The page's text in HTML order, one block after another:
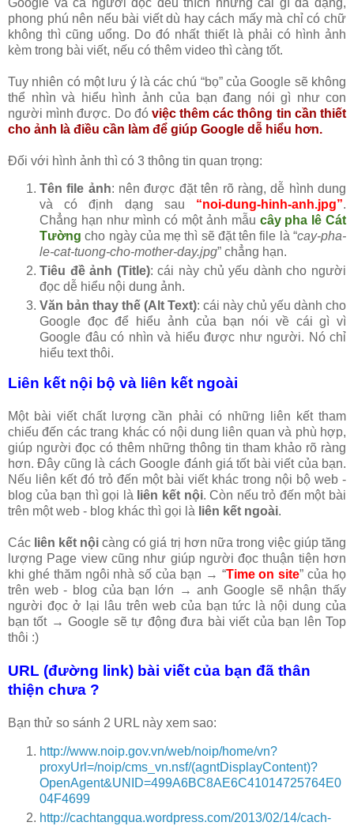
phong phú nên nếu bài viết dù hay cách mấy mà chỉ có chữ
không thì cũng uổng. Do đó nhất thiết là phải có hình ảnh
kèm trong bài viết, nếu có thêm video thì càng tốt.
Tuy nhiên có một lưu ý là các chú “bọ” của Google sẽ không
thể nhìn và hiểu hình ảnh của bạn đang nói gì như con
người mình được. Do đó việc thêm các thông tin cần thiết
cho ảnh là điều cần làm để giúp Google dễ hiểu hơn.
Đối với hình ảnh thì có 3 thông tin quan trọng:
Tên file ảnh: nên được đặt tên rõ ràng, dễ hình dung
và có định dạng sau “noi-dung-hinh-anh.jpg”.
Chẳng hạn như mình có một ảnh mẫu cây pha lê Cát
Tường cho ngày của mẹ thì sẽ đặt tên file là “cay-pha-
le-cat-tuong-cho-mother-day.jpg” chẳng hạn.
Tiêu đề ảnh (Title): cái này chủ yếu dành cho người
đọc dễ hiểu nội dung ảnh.
Văn bản thay thế (Alt Text): cái này chủ yếu dành cho
Google đọc để hiểu ảnh của bạn nói về cái gì vì
Google đâu có nhìn và hiểu được như người. Nó chỉ
hiểu text thôi.
Liên kết nội bộ và liên kết ngoài
Một bài viết chất lượng cần phải có những liên kết tham
chiếu đến các trang khác có nội dung liên quan và phù hợp,
giúp người đọc có thêm những thông tin tham khảo rõ ràng
hơn. Đây cũng là cách Google đánh giá tốt bài viết của bạn.
Nếu liên kết đó trỏ đến một bài viết khác trong nội bộ web -
blog của bạn thì gọi là liên kết nội. Còn nếu trỏ đến một bài
trên một web - blog khác thì gọi là liên kết ngoài.
Các liên kết nội càng có giá trị hơn nữa trong việc giúp tăng
lượng Page view cũng như giúp người đọc thuận tiện hơn
khi ghé thăm ngôi nhà số của bạn → “Time on site” của họ
trên web - blog của bạn lớn → anh Google sẽ nhận thấy
người đọc ở lại lâu trên web của bạn tức là nội dung của
bạn tốt → Google sẽ tự động đưa bài viết của bạn lên Top
thôi :)
URL (đường link) bài viết của bạn đã thân
thiện chưa ?
Bạn thử so sánh 2 URL này xem sao:
http://www.noip.gov.vn/web/noip/home/vn?
proxyUrl=/noip/cms_vn.nsf/(agntDisplayContent)?
OpenAgent&UNID=499A6BC8AE6C41014725764E0
04F4699
http://cachtangqua.wordpress.com/2013/02/14/cach-